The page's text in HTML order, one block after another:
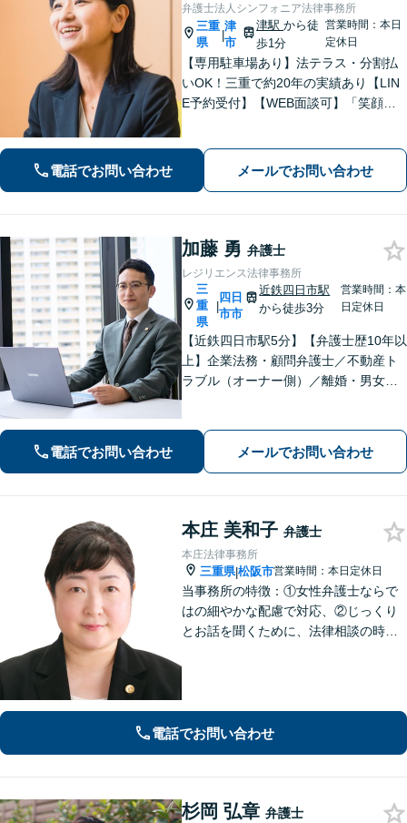
弁護士法人シンフォニア法律事務所
三重
県
|
津
市
津駅から徒
歩1分
営業時間：本日
定休日
【専用駐車場あり】法テラス・分割払
いOK！三重で約20年の実績あり【LIN
E予約受付】【WEB面談可】「笑顔に
性別・年代問わず実績豊富【借金】家
計全体を見直すプランをご提案
電話でお問い合わせ メールでお問い合わせ
加藤 勇 弁護士
レジリエンス法律事務所
三
重
県
|
四日
市市
近鉄四日市駅
から徒歩3分
営業時間：本
日定休日
【近鉄四日市駅5分】【弁護士歴10年以
上】企業法務・顧問弁護士／不動産ト
ラブル（オーナー側）／離婚・男女問
てまいります【多才な他士業との連携
が強み】【完全個室でご相談】
電話でお問い合わせ メールでお問い合わせ
本庄 美和子 弁護士
本庄法律事務所
三重県|松阪市営業時間：本日定休日
当事務所の特徴：①女性弁護士ならで
はの細やかな配慮で対応、②じっくり
とお話を聞くために、法律相談の時間
電話でお問い合わせ
杉岡 弘章 弁護士